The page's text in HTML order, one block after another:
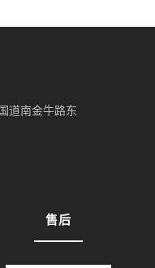
道南金牛路东
售后